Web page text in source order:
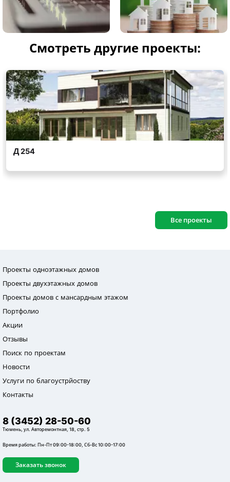
Смотреть другие проекты:
Все проекты
Проекты одноэтажных домов
Проекты двухэтажных домов
Проекты домов с мансардным этажом
Портфолио
Акции
Отзывы
Поиск по проектам
Новости
Услуги по благоустрйоству
Контакты
8 (3452) 28-50-60
Тюмень, ул. Авторемонтная, 18, стр. 5
Время работы: Пн-Пт 09:00-18:00, Сб-Вс 10:00-17:00
Заказать звонок